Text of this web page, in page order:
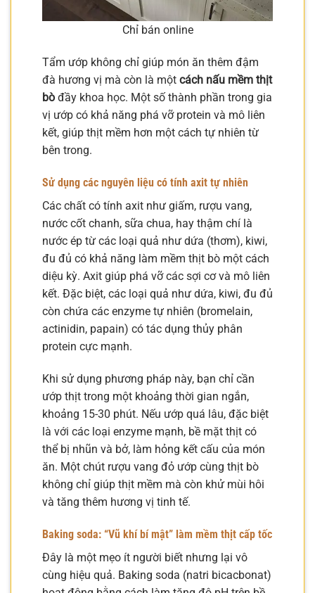
Chỉ bán online
Tẩm ướp không chỉ giúp món ăn thêm đậm
đà hương vị mà còn là một cách nấu mềm thịt
bò đầy khoa học. Một số thành phần trong gia
vị ướp có khả năng phá vỡ protein và mô liên
kết, giúp thịt mềm hơn một cách tự nhiên từ
bên trong.
Sử dụng các nguyên liệu có tính axit tự nhiên
Các chất có tính axit như giấm, rượu vang,
nước cốt chanh, sữa chua, hay thậm chí là
nước ép từ các loại quả như dứa (thơm), kiwi,
đu đủ có khả năng làm mềm thịt bò một cách
diệu kỳ. Axit giúp phá vỡ các sợi cơ và mô liên
kết. Đặc biệt, các loại quả như dứa, kiwi, đu đủ
còn chứa các enzyme tự nhiên (bromelain,
actinidin, papain) có tác dụng thủy phân
protein cực mạnh.
Khi sử dụng phương pháp này, bạn chỉ cần
ướp thịt trong một khoảng thời gian ngắn,
khoảng 15-30 phút. Nếu ướp quá lâu, đặc biệt
là với các loại enzyme mạnh, bề mặt thịt có
thể bị nhũn và bở, làm hỏng kết cấu của món
ăn. Một chút rượu vang đỏ ướp cùng thịt bò
không chỉ giúp thịt mềm mà còn khử mùi hôi
và tăng thêm hương vị tinh tế.
Baking soda: “Vũ khí bí mật” làm mềm thịt cấp tốc
Đây là một mẹo ít người biết nhưng lại vô
cùng hiệu quả. Baking soda (natri bicacbonat)